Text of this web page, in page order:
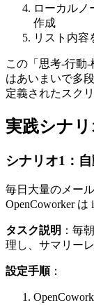
ローカルノ
作成
リスト内容
この「思考-行動-
はあいまいで多
定義されたスク
実践シナリ
シナリオ1：
毎日大量のメー
OpenCoworker
タスク説明 ：毎
理し、サマリー
設定手順：